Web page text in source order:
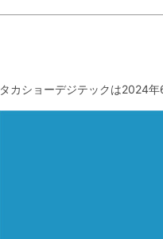
タカショーデジテックは2024